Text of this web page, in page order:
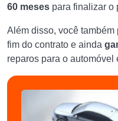
60 meses para finalizar o
Além disso, você também
fim do contrato e ainda
reparos para o